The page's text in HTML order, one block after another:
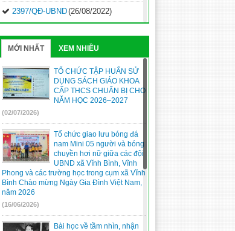
2397/QĐ-UBND(26/08/2022)
MỚI NHẤT XEM NHIỀU
TỔ CHỨC TẬP HUẤN SỬ
DỤNG SÁCH GIÁO KHOA
CẤP THCS CHUẨN BỊ CHO
NĂM HỌC 2026–2027
(02/07/2026)
Tổ chức giao lưu bóng đá
nam Mini 05 người và bóng
chuyền hơi nữ giữa các đội
UBND xã Vĩnh Bình, Vĩnh
Phong và các trường học trong cụm xã Vĩnh
Bình Chào mừng Ngày Gia Đình Việt Nam,
năm 2026
(16/06/2026)
Bài học về tầm nhìn, nhận